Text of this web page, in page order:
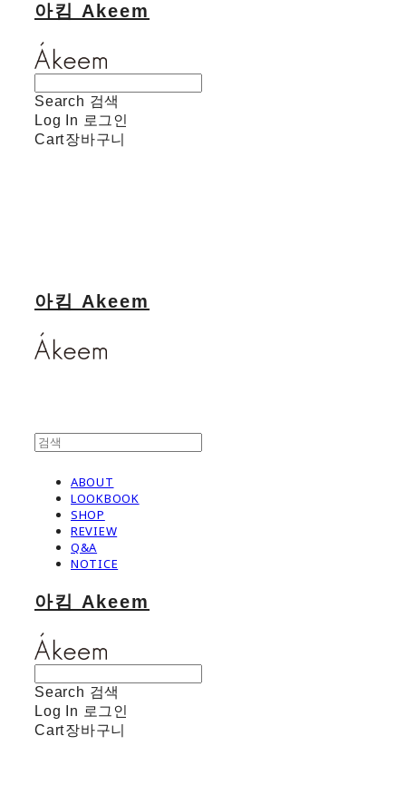
아킴 Akeem
Search 검색
Log In 로그인
Cart장바구니
아킴 Akeem
ABOUT
LOOKBOOK
SHOP
REVIEW
Q&A
NOTICE
아킴 Akeem
Search 검색
Log In 로그인
Cart장바구니